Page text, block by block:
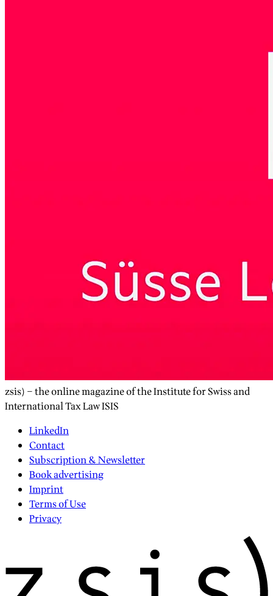
zsis) – the online magazine of the Institute for Swiss and
International Tax Law ISIS
LinkedIn
Contact
Subscription & Newsletter
Book advertising
Imprint
Terms of Use
Privacy